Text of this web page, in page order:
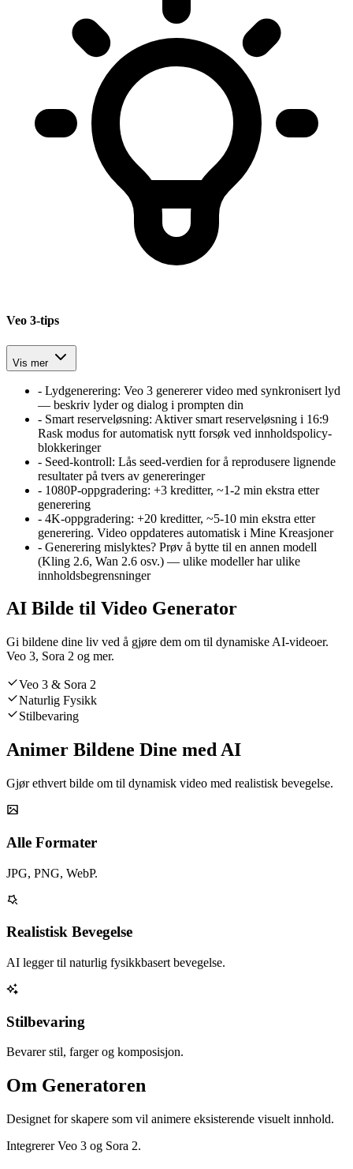
Veo 3-tips
Vis mer
- Lydgenerering: Veo 3 genererer video med synkronisert lyd
— beskriv lyder og dialog i prompten din
- Smart reserveløsning: Aktiver smart reserveløsning i 16:9
Rask modus for automatisk nytt forsøk ved innholdspolicy-
blokkeringer
- Seed-kontroll: Lås seed-verdien for å reprodusere lignende
resultater på tvers av genereringer
- 1080P-oppgradering: +3 kreditter, ~1-2 min ekstra etter
generering
- 4K-oppgradering: +20 kreditter, ~5-10 min ekstra etter
generering. Video oppdateres automatisk i Mine Kreasjoner
- Generering mislyktes? Prøv å bytte til en annen modell
(Kling 2.6, Wan 2.6 osv.) — ulike modeller har ulike
innholdsbegrensninger
AI Bilde til Video Generator
Gi bildene dine liv ved å gjøre dem om til dynamiske AI-videoer.
Veo 3, Sora 2 og mer.
Veo 3 & Sora 2
Naturlig Fysikk
Stilbevaring
Animer Bildene Dine med AI
Gjør ethvert bilde om til dynamisk video med realistisk bevegelse.
Alle Formater
JPG, PNG, WebP.
Realistisk Bevegelse
AI legger til naturlig fysikkbasert bevegelse.
Stilbevaring
Bevarer stil, farger og komposisjon.
Om Generatoren
Designet for skapere som vil animere eksisterende visuelt innhold.
Integrerer Veo 3 og Sora 2.